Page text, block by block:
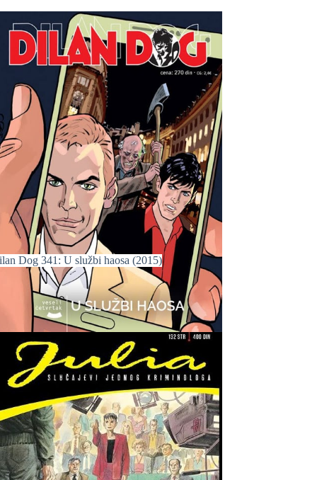
Dog 341: U službi haosa (2015)